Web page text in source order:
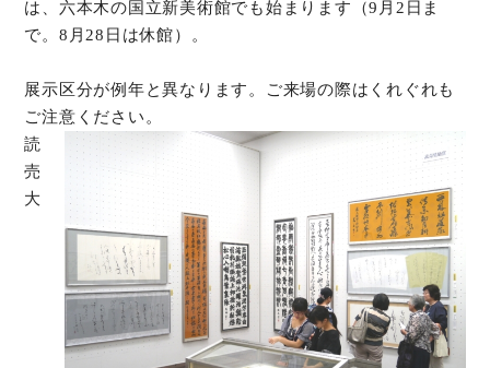
は、六本木の国立新美術館でも始まります（9月2日ま
で。8月28日は休館）。
展示区分が例年と異なります。ご来場の際はくれぐれも
ご注意ください。
読
売
大